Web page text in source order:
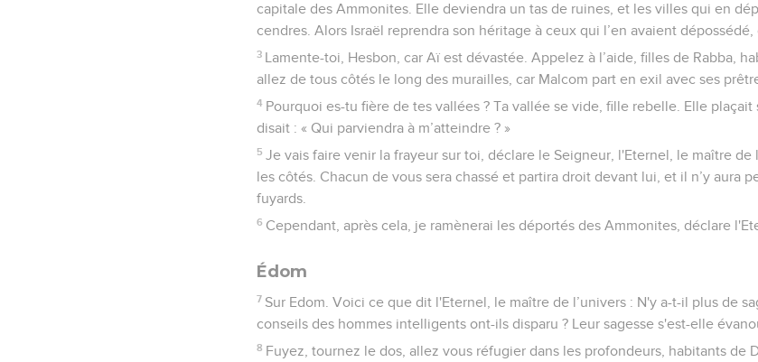
capitale des Ammonites. Elle deviendra un tas de ruines, et les villes qui en
cendres. Alors Israël reprendra son héritage à ceux qui l’en avaient dépossédé,
3 Lamente-toi, Hesbon, car Aï est dévastée. Appelez à l’aide, filles de Rabba,
allez de tous côtés le long des murailles, car Malcom part en exil avec ses
4 Pourquoi es-tu fière de tes vallées ? Ta vallée se vide, fille rebelle. Elle plaçait
disait : « Qui parviendra à m’atteindre ? »
5 Je vais faire venir la frayeur sur toi, déclare le Seigneur, l'Eternel, le maître de
les côtés. Chacun de vous sera chassé et partira droit devant lui, et il n’y aura
fuyards.
6 Cependant, après cela, je ramènerai les déportés des Ammonites, déclare
Édom
7 Sur Edom. Voici ce que dit l'Eternel, le maître de l’univers : N'y a-t-il plus de
conseils des hommes intelligents ont-ils disparu ? Leur sagesse s'est-elle
8 Fuyez, tournez le dos, allez vous réfugier dans les profondeurs, habitants de